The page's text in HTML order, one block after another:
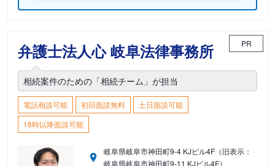
弁護士法人心 岐阜法律事務所 PR
相続案件のための「相続チーム」が担当
電話相談可能 初回面談無料
土日面談可能
18時以降面談可能
岐阜県岐阜市神田町9-4 KJビル4F（旧表示：
岐阜県岐阜市神田町9-11 KJビル4F）